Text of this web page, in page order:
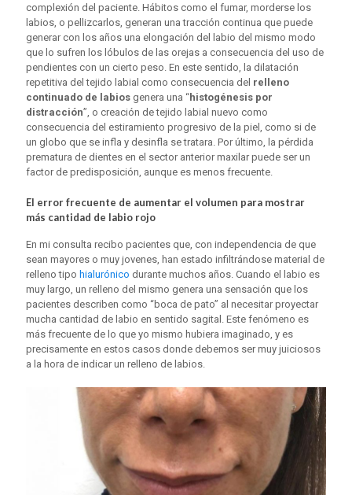
complexión del paciente. Hábitos como el fumar, morderse los
labios, o pellizcarlos, generan una tracción continua que puede
generar con los años una elongación del labio del mismo modo
que lo sufren los lóbulos de las orejas a consecuencia del uso de
pendientes con un cierto peso. En este sentido, la dilatación
repetitiva del tejido labial como consecuencia del relleno
continuado de labios genera una “histogénesis por
distracción”, o creación de tejido labial nuevo como
consecuencia del estiramiento progresivo de la piel, como si de
un globo que se infla y desinfla se tratara. Por último, la pérdida
prematura de dientes en el sector anterior maxilar puede ser un
factor de predisposición, aunque es menos frecuente.
El error frecuente de aumentar el volumen para mostrar
más cantidad de labio rojo
En mi consulta recibo pacientes que, con independencia de que
sean mayores o muy jovenes, han estado infiltrándose material de
relleno tipo hialurónico durante muchos años. Cuando el labio es
muy largo, un relleno del mismo genera una sensación que los
pacientes describen como “boca de pato” al necesitar proyectar
mucha cantidad de labio en sentido sagital. Este fenómeno es
más frecuente de lo que yo mismo hubiera imaginado, y es
precisamente en estos casos donde debemos ser muy juiciosos
a la hora de indicar un relleno de labios.